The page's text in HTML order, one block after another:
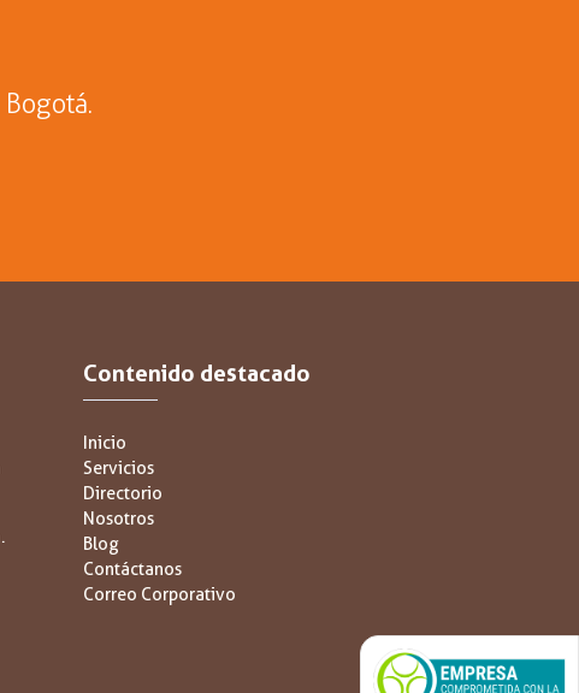
Contenido destacado
Inicio
Servicios
Directorio
Nosotros
Blog
Contáctanos
Correo Corporativo